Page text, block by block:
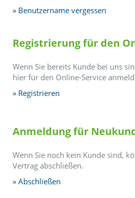
Benutzername vergessen
Registrierung für den
Wenn Sie bereits Kunde bei uns
hier für den Online-Service
Registrieren
Anmeldung für
Wenn Sie noch kein Kunde sind,
Vertrag abschließen.
Abschließen